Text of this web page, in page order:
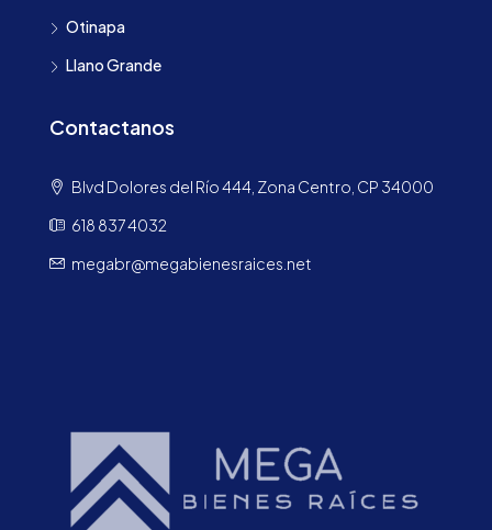
Otinapa
Llano Grande
Contactanos
Blvd Dolores del Río 444, Zona Centro, CP 34000
618 837 4032
megabr@megabienesraices.net